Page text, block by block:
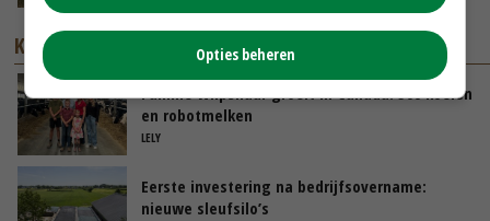
KENNISPARTNERS
Familie Wilpshaar groeit in Canada: 500 koeien
en robotmelken
LELY
Eerste investering na bedrijfsovername:
nieuwe sleufsilo’s
Opties beheren